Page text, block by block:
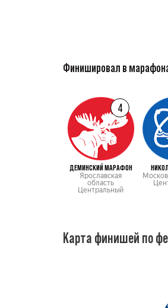
Финишировал в
4
ДЕМИНСКИЙ МАРАФОН
Ярославская
область
Центральный
Карта финишей по